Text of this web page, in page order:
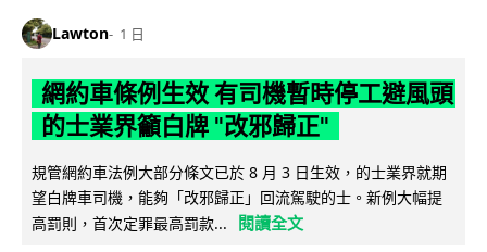
Lawton 1 日
網約車條例生效 有司機暫時停工避風頭
的士業界籲白牌 "改邪歸正"
規管網約車法例大部分條文已於 8 月 3 日生效，的士業界就期
望白牌車司機，能夠「改邪歸正」回流駕駛的士。新例大幅提
高罰則，首次定罪最高罰款...
閱讀全文